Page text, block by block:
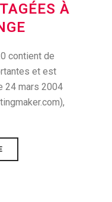
À
contient de
et est
24 mars 2004